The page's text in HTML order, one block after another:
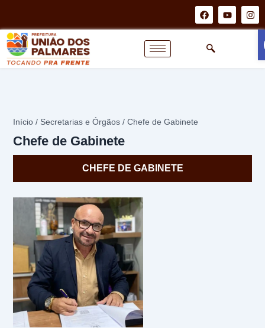
conteúdo
F
a
c
b
o
Y
o
u
I
n
s
Início / Secretarias e Órgãos / Chefe de Gabinete
Chefe de Gabinete
CHEFE DE GABINETE